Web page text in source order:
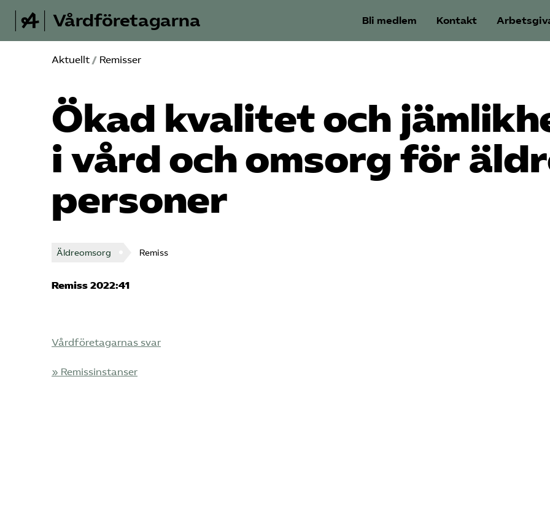
Vårdföretagarna Bli medlem Kontakt
Aktuellt / Remisser
Ökad kvalitet och
i vård och omsorg för
personer
Äldreomsorg Remiss
Remiss 2022:41
Vårdföretagarnas svar
» Remissinstanser